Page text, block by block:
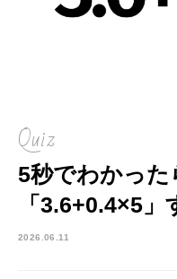
Quiz
5秒でわかった
「3.6+0.4×5
2026.06.11